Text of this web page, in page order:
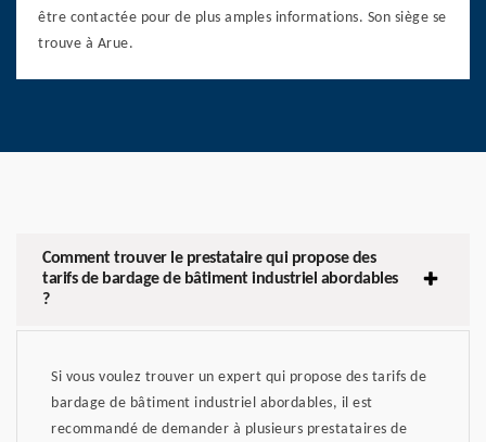
être contactée pour de plus amples informations. Son siège se
trouve à Arue.
Comment trouver le prestataire qui propose des
tarifs de bardage de bâtiment industriel abordables
?
Si vous voulez trouver un expert qui propose des tarifs de
bardage de bâtiment industriel abordables, il est
recommandé de demander à plusieurs prestataires de